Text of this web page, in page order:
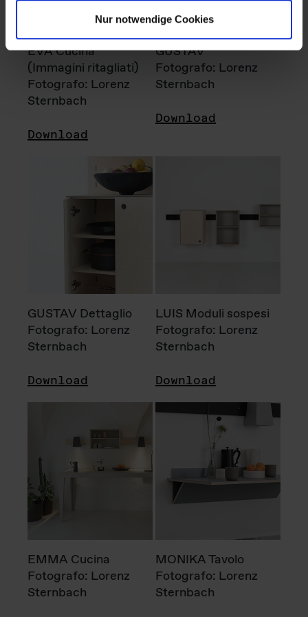
Nur notwendige Cookies
EVA Cucina
(Immagini ritagliati)
Fotografo: Lorenz
Sternbach
Download
GUSTAV
Fotografo: Lorenz
Sternbach
Download
GUSTAV Dettaglio
Fotografo: Lorenz
Sternbach
Download
LUIS Moduli sospesi
Fotografo: Lorenz
Sternbach
Download
EMMA Cucina
Fotografo: Lorenz
Sternbach
MONIKA Tavolo
Fotografo: Lorenz
Sternbach